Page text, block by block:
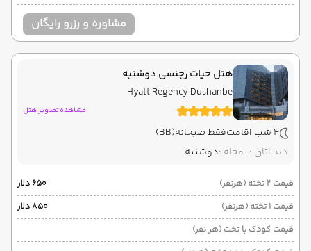
مشاوره و رزرو رایگان
هتل حیات رجنسی دوشنبه
Hyatt Regency Dushanbe
مشاهده تصاویر هتل
4 شب اقامت فقط صبحانه(BB)
دید اتاق :-محله :دوشنبه
قیمت 2 تخته (هرنفر)
۶۵۰ دلار
قیمت 1 تخته (هرنفر)
۸۵۰ دلار
قیمت کودک با تخت (هر نفر)